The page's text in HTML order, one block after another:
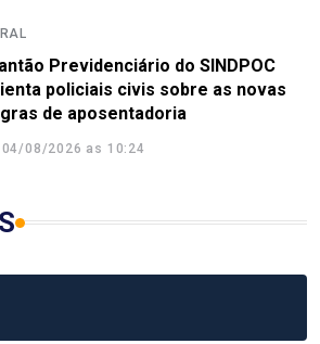
Previdenciário do SINDPOC
policiais civis sobre as novas
de aposentadoria
04/08/2026 as 10:24